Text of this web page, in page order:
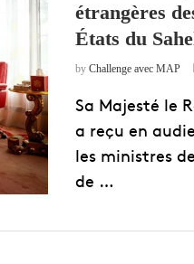
étrangères
États du
by Challenge avec MAP
Sa Majesté le
a reçu en
les ministres
de …